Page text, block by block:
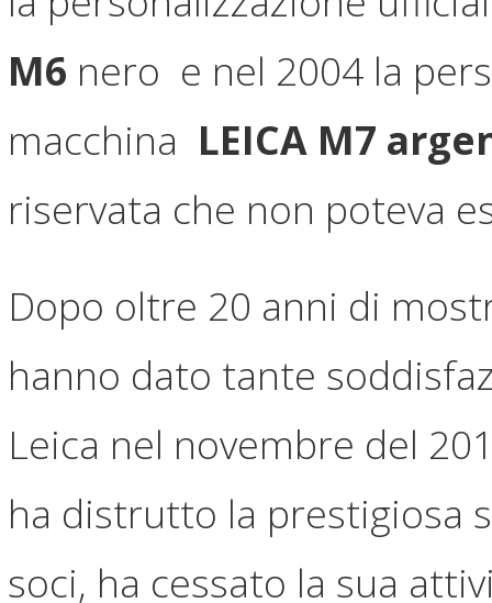
M6 nero e nel 2004 la
macchina LEICA M7
riservata che non poteva
Dopo oltre 20 anni di
hanno dato tante
Leica nel novembre del
ha distrutto la prestigiosa
soci, ha cessato la sua